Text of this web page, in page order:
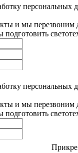
персональных
и мы перезвоним
подготовить
персональных
и мы перезвоним
подготовить